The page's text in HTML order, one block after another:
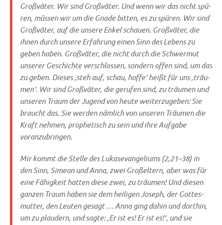
Groß­vä­ter. Wir sind Groß­vä­ter. Und wenn wir das nicht spü­
ren, müs­sen wir um die Gna­de bit­ten, es zu spü­ren. Wir sind
Groß­vä­ter, auf die unse­re Enkel schau­en. Groß­vä­ter, die
ihnen durch unse­re Erfah­rung einen Sinn des Lebens zu
geben haben. Groß­vä­ter, die nicht durch die Schwer­mut
unse­rer Geschich­te ver­schlos­sen, son­dern offen sind, um das
zu geben. Die­ses ‚steh auf, schau, hof­fe‘ heißt für uns ‚träu­
men‘. Wir sind Groß­vä­ter, die geru­fen sind, zu träu­men und
unse­ren Traum der Jugend von heu­te wei­ter­zu­ge­ben: Sie
braucht das. Sie wer­den näm­lich von unse­ren Träu­men die
Kraft neh­men, pro­phe­tisch zu sein und ihre Auf­ga­be
voranzubringen.
Mir kommt die Stel­le des Lukas­evan­ge­li­ums (2,21–38) in
den Sinn, Sime­on und Anna, zwei Groß­el­tern, aber was für
eine Fähig­keit hat­ten die­se zwei, zu träu­men! Und die­sen
gan­zen Traum haben sie dem hei­li­gen Joseph, der Got­tes­
mut­ter, den Leu­ten gesagt … Anna ging dahin und dort­hin,
um zu plau­dern, und sag­te: ‚Er ist es! Er ist es!‘, und sie